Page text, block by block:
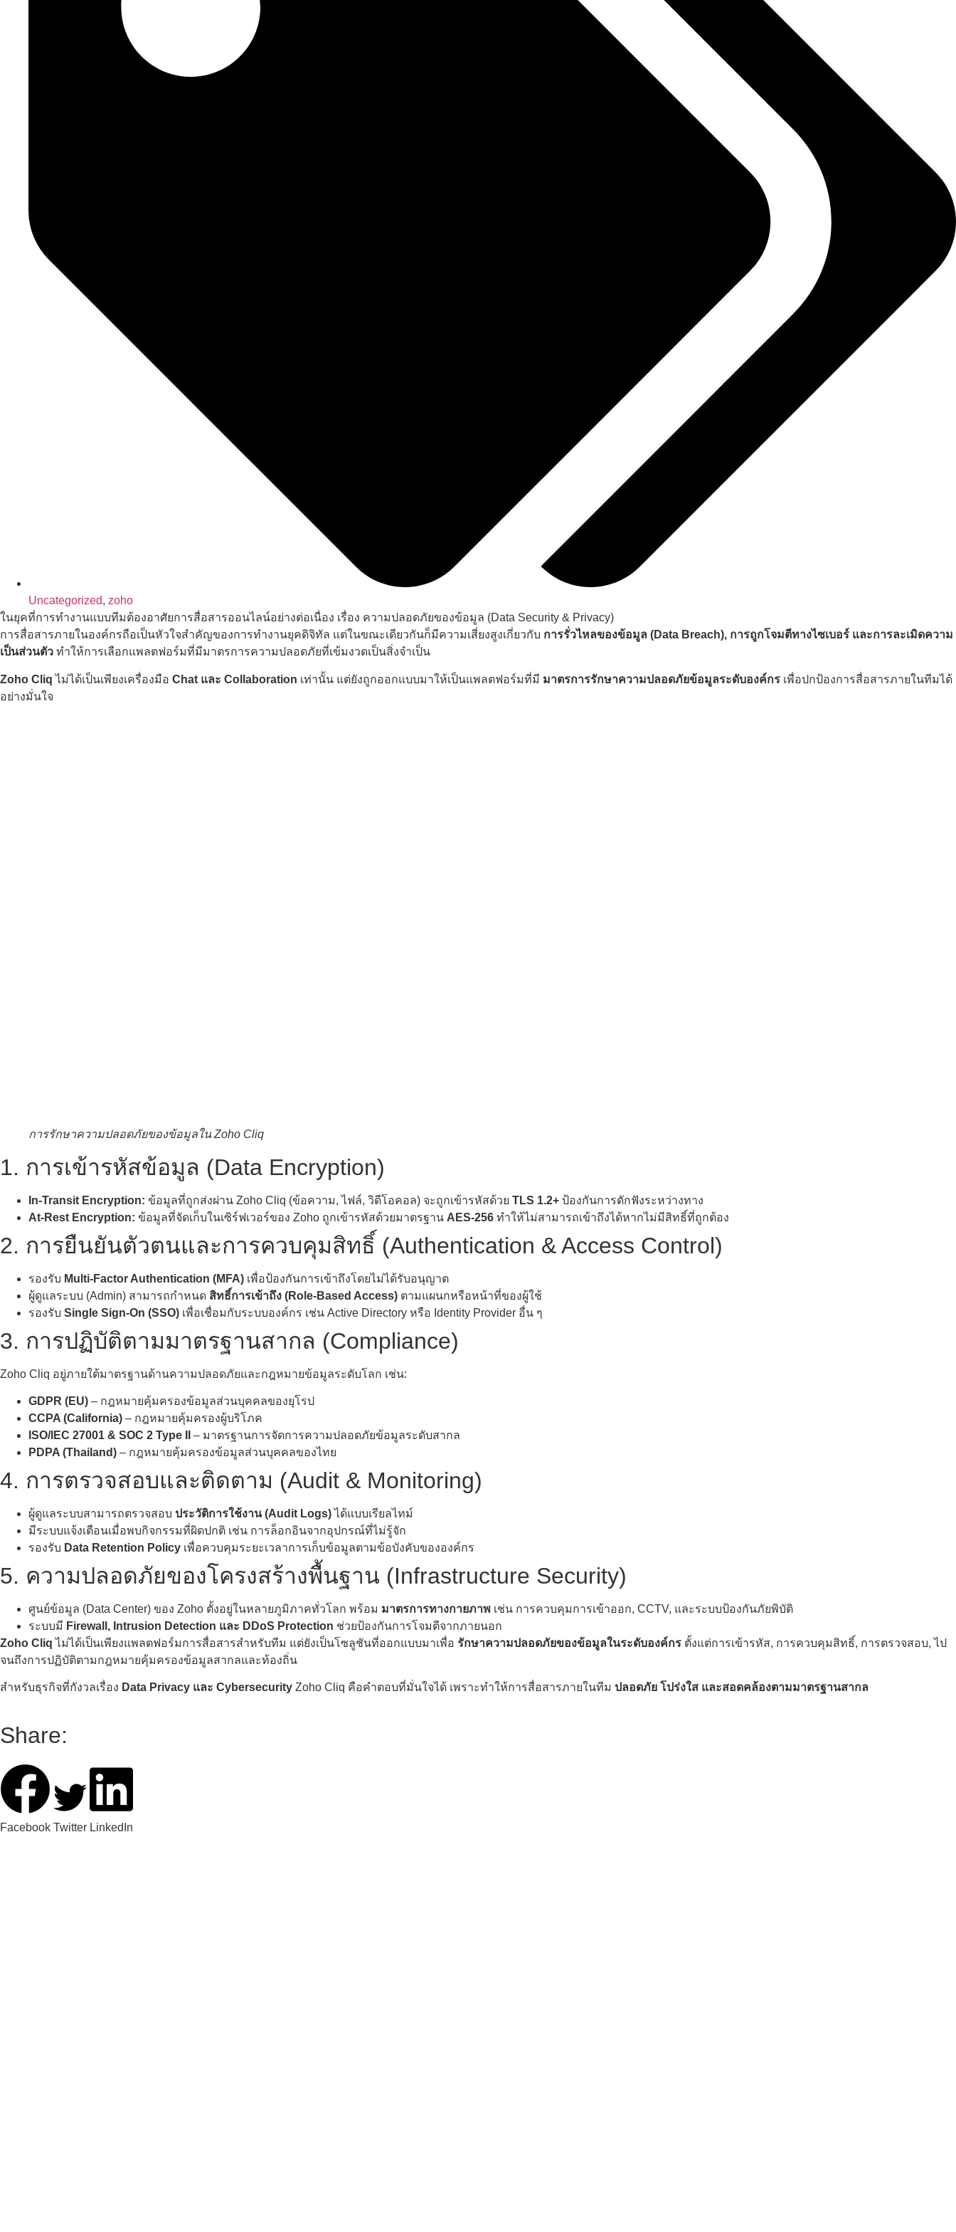
Uncategorized, zoho
ในยุคที่การทำงานแบบทีมต้องอาศัยการสื่อสารออนไลน์อย่างต่อเนื่อง เรื่อง ความปลอดภัยของข้อมูล (Data Security & Privacy)
การสื่อสารภายในองค์กรถือเป็นหัวใจสำคัญของการทำงานยุคดิจิทัล แต่ในขณะเดียวกันก็มีความเสี่ยงสูงเกี่ยวกับ การรั่วไหลของข้อมูล (Data Breach), การถูกโจมตีทางไซเบอร์ และการละเมิดความ
เป็นส่วนตัว ทำให้การเลือกแพลตฟอร์มที่มีมาตรการความปลอดภัยที่เข้มงวดเป็นสิ่งจำเป็น
Zoho Cliq ไม่ได้เป็นเพียงเครื่องมือ Chat และ Collaboration เท่านั้น แต่ยังถูกออกแบบมาให้เป็นแพลตฟอร์มที่มี มาตรการรักษาความปลอดภัยข้อมูลระดับองค์กร เพื่อปกป้องการสื่อสารภายในทีมได้
อย่างมั่นใจ
การรักษาความปลอดภัยของข้อมูลใน Zoho Cliq
1. การเข้ารหัสข้อมูล (Data Encryption)
In-Transit Encryption: ข้อมูลที่ถูกส่งผ่าน Zoho Cliq (ข้อความ, ไฟล์, วิดีโอคอล) จะถูกเข้ารหัสด้วย TLS 1.2+ ป้องกันการดักฟังระหว่างทาง
At-Rest Encryption: ข้อมูลที่จัดเก็บในเซิร์ฟเวอร์ของ Zoho ถูกเข้ารหัสด้วยมาตรฐาน AES-256 ทำให้ไม่สามารถเข้าถึงได้หากไม่มีสิทธิ์ที่ถูกต้อง
2. การยืนยันตัวตนและการควบคุมสิทธิ์ (Authentication & Access Control)
รองรับ Multi-Factor Authentication (MFA) เพื่อป้องกันการเข้าถึงโดยไม่ได้รับอนุญาต
ผู้ดูแลระบบ (Admin) สามารถกำหนด สิทธิ์การเข้าถึง (Role-Based Access) ตามแผนกหรือหน้าที่ของผู้ใช้
รองรับ Single Sign-On (SSO) เพื่อเชื่อมกับระบบองค์กร เช่น Active Directory หรือ Identity Provider อื่น ๆ
3. การปฏิบัติตามมาตรฐานสากล (Compliance)
Zoho Cliq อยู่ภายใต้มาตรฐานด้านความปลอดภัยและกฎหมายข้อมูลระดับโลก เช่น:
GDPR (EU) – กฎหมายคุ้มครองข้อมูลส่วนบุคคลของยุโรป
CCPA (California) – กฎหมายคุ้มครองผู้บริโภค
ISO/IEC 27001 & SOC 2 Type II
– มาตรฐานการจัดการความปลอดภัยข้อมูลระดับสากล
PDPA (Thailand) – กฎหมายคุ้มครองข้อมูลส่วนบุคคลของไทย
4. การตรวจสอบและติดตาม (Audit & Monitoring)
ผู้ดูแลระบบสามารถตรวจสอบ ประวัติการใช้งาน (Audit Logs)ได้แบบเรียลไทม์
มีระบบแจ้งเตือนเมื่อพบกิจกรรมที่ผิดปกติ เช่น การล็อกอินจากอุปกรณ์ที่ไม่รู้จัก
รองรับ Data Retention Policy เพื่อควบคุมระยะเวลาการเก็บข้อมูลตามข้อบังคับขององค์กร
5. ความปลอดภัยของโครงสร้างพื้นฐาน (Infrastructure Security)
ศูนย์ข้อมูล (Data Center) ของ Zoho ตั้งอยู่ในหลายภูมิภาคทั่วโลก พร้อม มาตรการทางกายภาพ เช่น การควบคุมการเข้าออก, CCTV, และระบบป้องกันภัยพิบัติ
ระบบมี Firewall, Intrusion Detection และ DDoS Protection ช่วยป้องกันการโจมตีจากภายนอก
Zoho Cliq ไม่ได้เป็นเพียงแพลตฟอร์มการสื่อสารสำหรับทีม แต่ยังเป็นโซลูชันที่ออกแบบมาเพื่อ รักษาความปลอดภัยของข้อมูลในระดับองค์กร ตั้งแต่การเข้ารหัส, การควบคุมสิทธิ์, การตรวจสอบ, ไป
จนถึงการปฏิบัติตามกฎหมายคุ้มครองข้อมูลสากลและท้องถิ่น
สำหรับธุรกิจที่กังวลเรื่อง Data Privacy และ Cybersecurity Zoho Cliq คือคำตอบที่มั่นใจได้ เพราะทำให้การสื่อสารภายในทีม ปลอดภัย โปร่งใส และสอดคล้องตามมาตรฐานสากล
Share:
Facebook Twitter LinkedIn